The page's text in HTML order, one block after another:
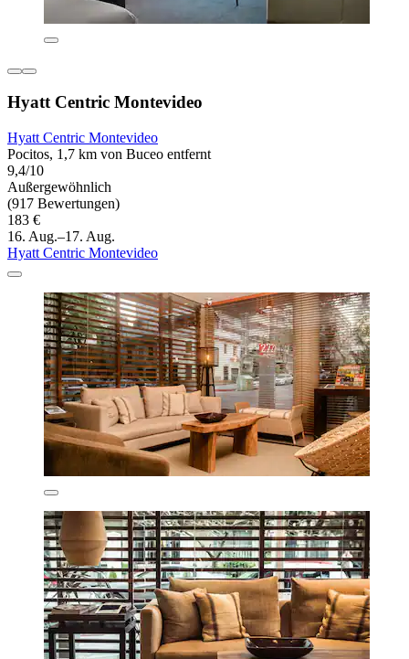
Hyatt Centric Montevideo
Hyatt Centric Montevideo
Pocitos, 1,7 km von Buceo entfernt
9,4/10
Außergewöhnlich
(917 Bewertungen)
183 €
16. Aug.–17. Aug.
Hyatt Centric Montevideo